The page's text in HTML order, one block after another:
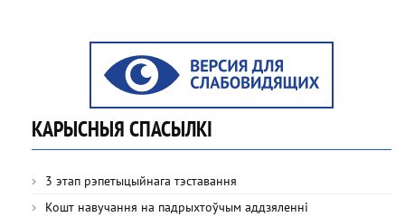
КАРЫСНЫЯ СПАСЫЛКІ
3 этап рэпетыцыйнага тэставання
Кошт навучання на падрыхтоўчым аддзяленні